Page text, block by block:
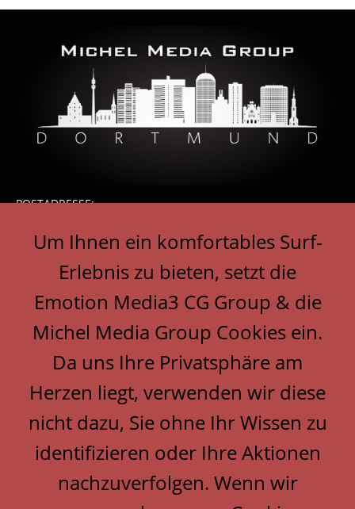
POSTADRESSE:
Michel Media Group
Klaus Michel
Max-Michallek-Str. 1
44309 Dortmund
TELEFON:
+49 (0) 162 - 1300795
© 2026Michel Media Group
Emotion-Media3 Consulting Group .
Um Ihnen ein komfortables Surf-
Erlebnis zu bieten, setzt die
Emotion Media3 CG Group & die
Michel Media Group Cookies ein.
Da uns Ihre Privatsphäre am
Herzen liegt, verwenden wir diese
nicht dazu, Sie ohne Ihr Wissen zu
identifizieren oder Ihre Aktionen
nachzuverfolgen. Wenn wir